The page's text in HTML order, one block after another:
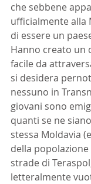
che sebbene
ufficialmente alla
di essere un
Hanno creato un
facile da
si desidera
nessuno in
giovani sono
quanti se ne
stessa Moldavia
della popolazione
strade di
letteralmente